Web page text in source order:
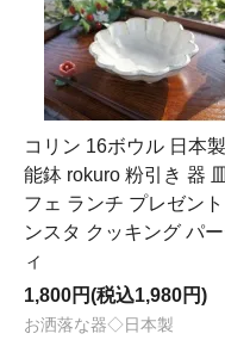
コリン 16ボウル 日本
能鉢 rokuro 粉引き 器
フェ ランチ プレゼント
ンスタ クッキング パ
ィ
1,800円(税込1,980円)
お洒落な器◇日本製